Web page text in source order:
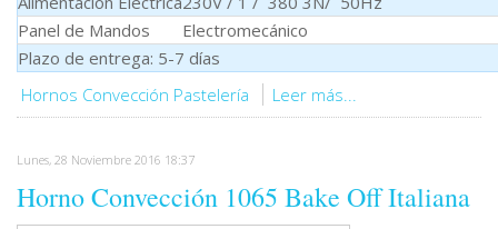
Panel de Mandos
Electromecánico
Plazo de entrega: 5-7 días
Hornos Convección Pastelería
Leer más...
Lunes, 28 Noviembre 2016 18:37
Horno Convección 1065 Bake Off Italiana